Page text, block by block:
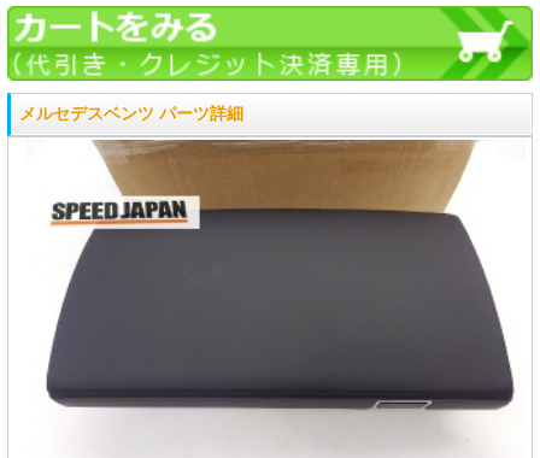
メルセデスベンツ パーツ詳細